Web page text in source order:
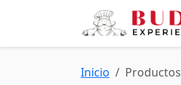
Inicio Productos